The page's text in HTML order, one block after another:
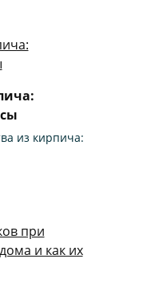
из кирпича: